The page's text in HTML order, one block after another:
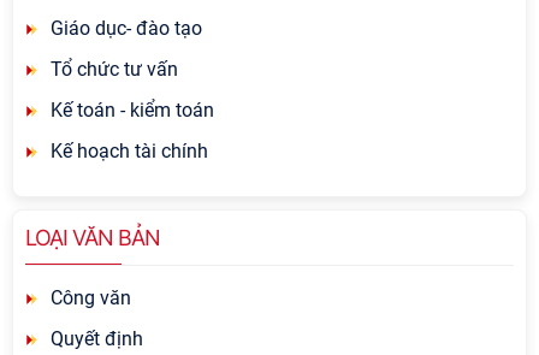
Giáo dục- đào tạo
Tổ chức tư vấn
Kế toán - kiểm toán
Kế hoạch tài chính
LOẠI VĂN BẢN
Công văn
Quyết định